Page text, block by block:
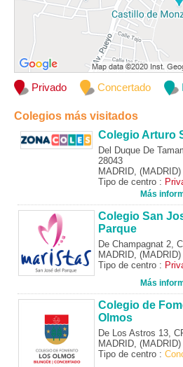
Privado Concertado
Colegios más visitados
Colegio Arturo
Del Duque De
28043
MADRID, (MADRID)
Tipo de centro :
Más
Colegio San
Parque
De Champagnat 2,
MADRID, (MADRID)
Tipo de centro :
Más
Colegio de
Olmos
De Los Astros 13,
MADRID, (MADRID)
Tipo de centro :